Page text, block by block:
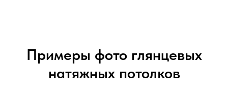
Примеры фото глянцевых
натяжных потолков